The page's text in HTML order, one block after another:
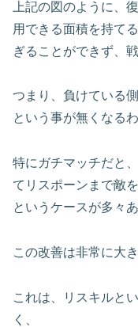
上記の図のように、
用できる面積を持て
ぎることができず、
つまり、負けている
という事が無くなるわ
特にガチマッチだと
てリスポーンまで敵
というケースが多々
この改善は非常に大き
これは、リスキルと
く、